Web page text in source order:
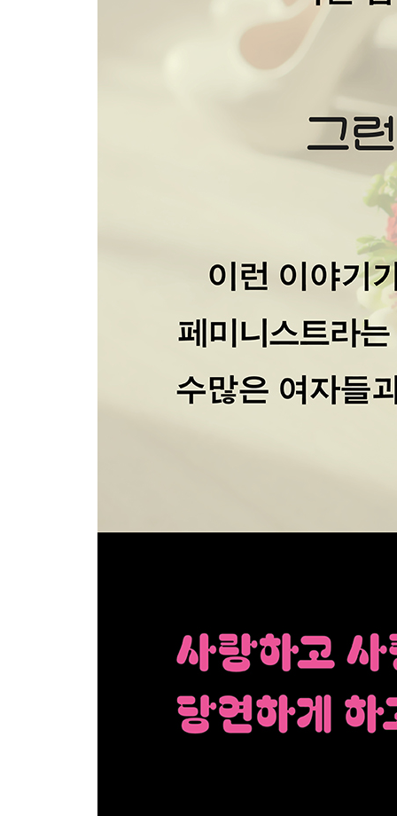
18 욕망과 감별: 걔 페미 아냐? VS 난 페미 아냐 |
19 그들의 욕망: 남미새 페미와 여미새 남자들 | 151
20 욕망과 평등: 페미니즘적 연애란 무엇일까? | 158